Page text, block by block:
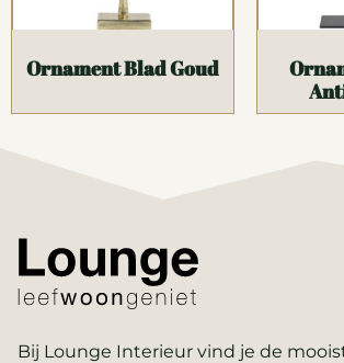
Ornament Blad Goud
Bij Lounge Interieur vind je de